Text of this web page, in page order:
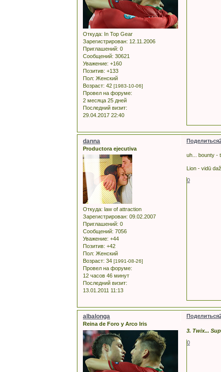
Откуда: In Top Gear
Зарегистрирован: 12.11.2006
Приглашений: 0
Сообщений: 30621
Уважение: +160
Позитив: +133
Пол: Женский
Возраст: 42 [1983-10-06]
Провел на форуме:
2 месяца 25 дней
Последний визит:
29.04.2017 22:40
Поделиться
danna
Productora ejecutiva
Откуда: law of attraction
Зарегистрирован: 09.02.2007
Приглашений: 0
Сообщений: 7056
Уважение: +44
Позитив: +42
Пол: Женский
Возраст: 34 [1991-08-26]
Провел на форуме:
12 часов 46 минут
Последний визит:
13.01.2011 11:13
uh... bounty -
Lion - vidū
0
Поделиться
albalonga
Reina de Foro y Arco Iris
3. Twix...
0